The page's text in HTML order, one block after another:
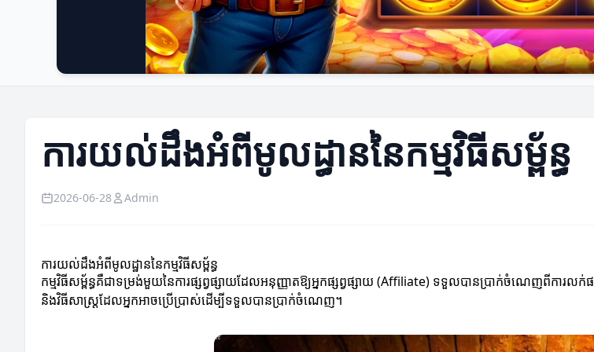
ការយល់ដឹងអំពីមូលដ្ធាននៃកម្មវិធីសម្ព័ន្ធ
2026-06-28 Admin
ការយល់ដឹងអំពីមូលដ្ឋាននៃកម្មវិធីសម្ព័ន្ធ
កម្មវិធីសម្ព័ន្ធគឺជាទម្រង់មួយនៃការផ្សព្វផ្សាយដែលអនុញ្ញាតឱ្យអ្នកផ្សព្វផ្សាយ (Affiliate) ទទួលបានប្រាក់ចំណេញពីការ
និងវិធីសាស្ត្រដែលអ្នកអាចប្រើប្រាស់ដើម្បីទទួលបានប្រាក់ចំណេញ។